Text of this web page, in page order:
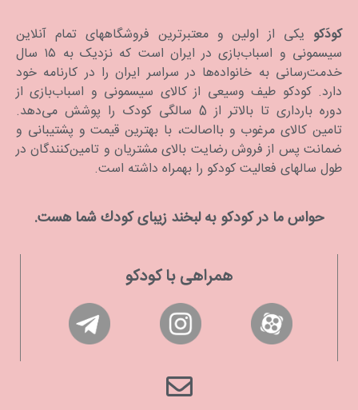
کودَکو یکی از اولین و معتبرترین فروشگاههای تمام آنلاین
سیسمونی و اسباب‌بازی در ایران است که نزدیک به ۱۵ سال
خدمت‌رسانی به خانواده‌ها در سراسر ایران را در کارنامه خود
دارد. كودكو طیف وسیعی از کالای سیسمونی و اسباب‌بازی از
دوره بارداری تا بالاتر از 5 سالگی کودک را پوشش می‌دهد.
تامین کالای مرغوب و بااصالت، با بهترین قیمت و پشتیبانی و
ضمانت پس از فروش رضایت بالای مشتریان و تامین‌کنندگان در
طول سالهای فعالیت کودکو را بهمراه داشته است.
حواس ما در كودكو به لبخند زیبای كودك شما هست.
همراهی با کودکو